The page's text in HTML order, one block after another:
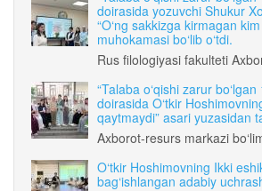
doirasida yozuvchi Shukur
“O‘ng sakkizga kirmagan
muhokamasi bo‘lib o‘tdi.
Rus filologiyasi fakulteti
“Talaba o‘qishi zarur
doirasida O‘tkir
qaytmaydi” asari yuzasidan
Axborot-resurs markazi
O‘tkir Hoshimovning Ikki
bag‘ishlangan adabiy